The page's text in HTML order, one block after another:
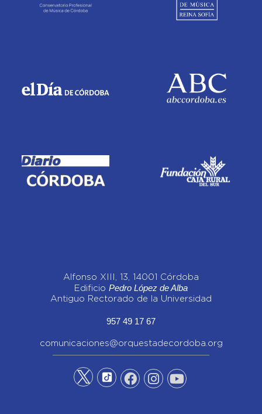
Alfonso XIII, 13, 14001 Córdoba
Edificio Pedro López de Alba
Antiguo Rectorado de la Universidad
957 49 17 67
comunicaciones@orquestadecordoba.org